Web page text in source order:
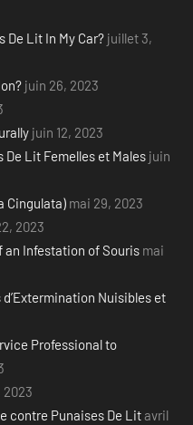
De Lit In My Car? juillet 3,
juin 26, 2023
juin 12, 2023
Lit Femelles et Males juin
Cingulata) mai 29, 2023
2023
an Infestation of Souris mai
Nuisibles et
Professional to
2023
contre Punaises De Litavril